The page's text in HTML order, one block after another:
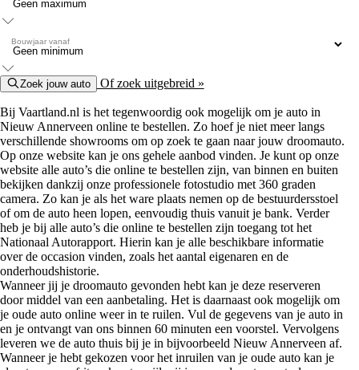
Bouwjaar vanaf
Zoek jouw auto Of zoek uitgebreid »
Bij Vaartland.nl is het tegenwoordig ook mogelijk om je auto in
Nieuw Annerveen online te bestellen. Zo hoef je niet meer langs
verschillende showrooms om op zoek te gaan naar jouw droomauto.
Op onze website kan je ons gehele aanbod vinden. Je kunt op onze
website alle auto’s die online te bestellen zijn, van binnen en buiten
bekijken dankzij onze professionele fotostudio met 360 graden
camera. Zo kan je als het ware plaats nemen op de bestuurdersstoel
of om de auto heen lopen, eenvoudig thuis vanuit je bank. Verder
heb je bij alle auto’s die online te bestellen zijn toegang tot het
Nationaal Autorapport. Hierin kan je alle beschikbare informatie
over de occasion vinden, zoals het aantal eigenaren en de
onderhoudshistorie.
Wanneer jij je droomauto gevonden hebt kan je deze reserveren
door middel van een aanbetaling. Het is daarnaast ook mogelijk om
je oude auto online weer in te ruilen. Vul de gegevens van je auto in
en je ontvangt van ons binnen 60 minuten een voorstel. Vervolgens
leveren we de auto thuis bij je in bijvoorbeeld Nieuw Annerveen af.
Wanneer je hebt gekozen voor het inruilen van je oude auto kan je